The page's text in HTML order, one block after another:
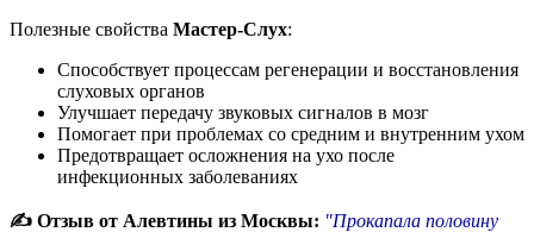
Полезные свойства Мастер-Слух:
Способствует процессам регенерации и восстановления
слуховых органов
Улучшает передачу звуковых сигналов в мозг
Помогает при проблемах со средним и внутренним ухом
Предотвращает осложнения на ухо после
инфекционных заболеваниях
✍ Отзыв от Алевтины из Москвы: "Прокапала половину